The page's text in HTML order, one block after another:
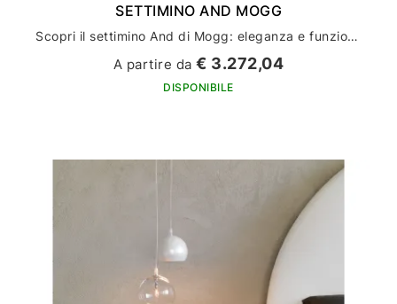
SETTIMINO AND MOGG
Scopri il settimino And di Mogg: eleganza e funzionalità per l'arredamento della tua casa
A partire da€ 3.272,04
DISPONIBILE